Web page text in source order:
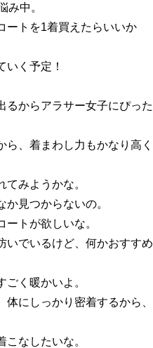
み中。
ートを1着買えたらいいか
く予定！
からアラサー女子にぴった
、着まわし力もかなり高く
みようかな。
見つからないの。
トが欲しいな。
いでいるけど、何かおすすめ
く暖かいよ。
にしっかり密着するから、
なしたいな。